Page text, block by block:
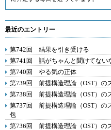
最近のエントリー
第742回 結果を引き受ける
第741回 話がちゃんと聞けてない
第740回 やる気の正体
第739回 前提構造理論（OST）の
第738回 前提構造理論（OST）の
第737回 前提構造理論（OST）の
包
第736回 前提構造理論（OST）の